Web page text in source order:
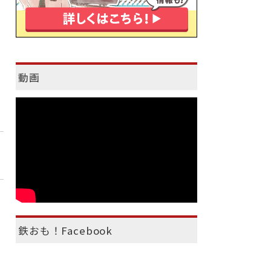
動画
鉄おも！Facebook